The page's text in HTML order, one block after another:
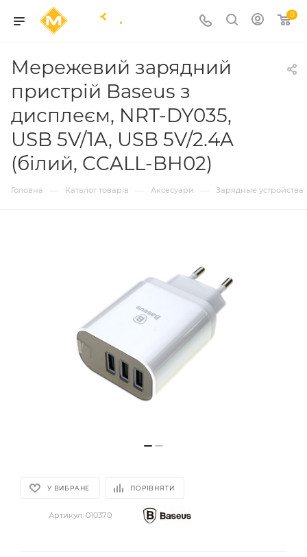
0
Мережевий зарядний
пристрій Baseus з
дисплеєм, NRT-DY035,
USB 5V/1A, USB 5V/2.4A
(білий, CCALL-BH02)
Головна — Каталог товарів — Аксесуари — Зарядные устройства
У ВИБРАНЕ ПОРІВНЯТИ
Артикул: 010370